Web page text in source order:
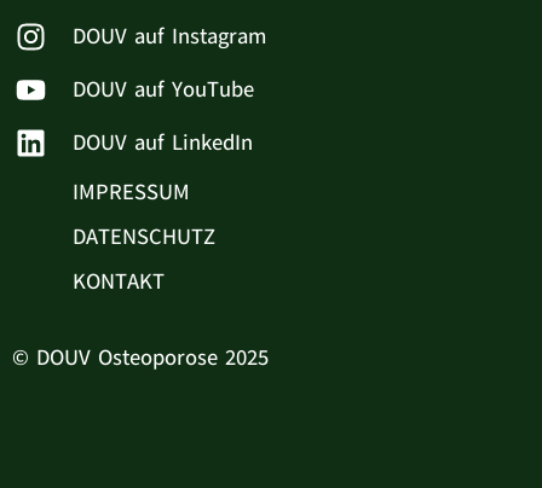
DOUV auf Instagram
DOUV auf YouTube
DOUV auf LinkedIn
IMPRESSUM
DATENSCHUTZ
KONTAKT
© DOUV Osteoporose 2025